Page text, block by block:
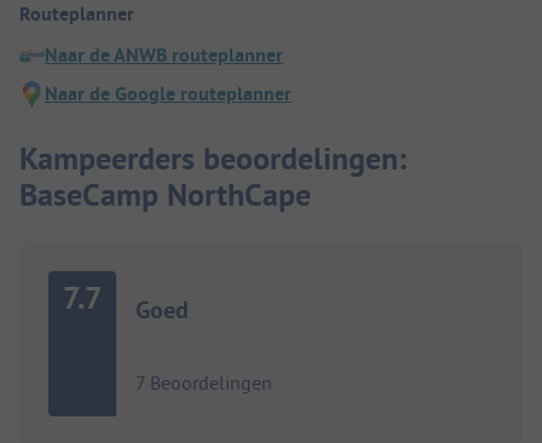
Routeplanner
Naar de ANWB routeplanner
Naar de Google routeplanner
Kampeerders beoordelingen:
BaseCamp NorthCape
7.7 Goed
7 Beoordelingen